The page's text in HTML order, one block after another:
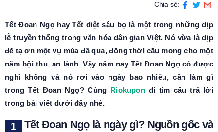
Chia sẻ:
Tết Đoan Ngọ hay Tết diệt sâu bọ là một trong những dịp
lễ truyền thống trong văn hóa dân gian Việt. Nó vừa là dịp
để tạ ơn một vụ mùa đã qua, đồng thời cầu mong cho một
năm bội thu, an lành. Vậy năm nay Tết Đoan Ngọ có được
nghỉ không và nó rơi vào ngày bao nhiêu, cần làm gì
trong Tết Đoan Ngọ? Cùng Riokupon đi tìm câu trả lời
trong bài viết dưới đây nhé.
Tết Đoan Ngọ là ngày gì? Nguồn gốc và